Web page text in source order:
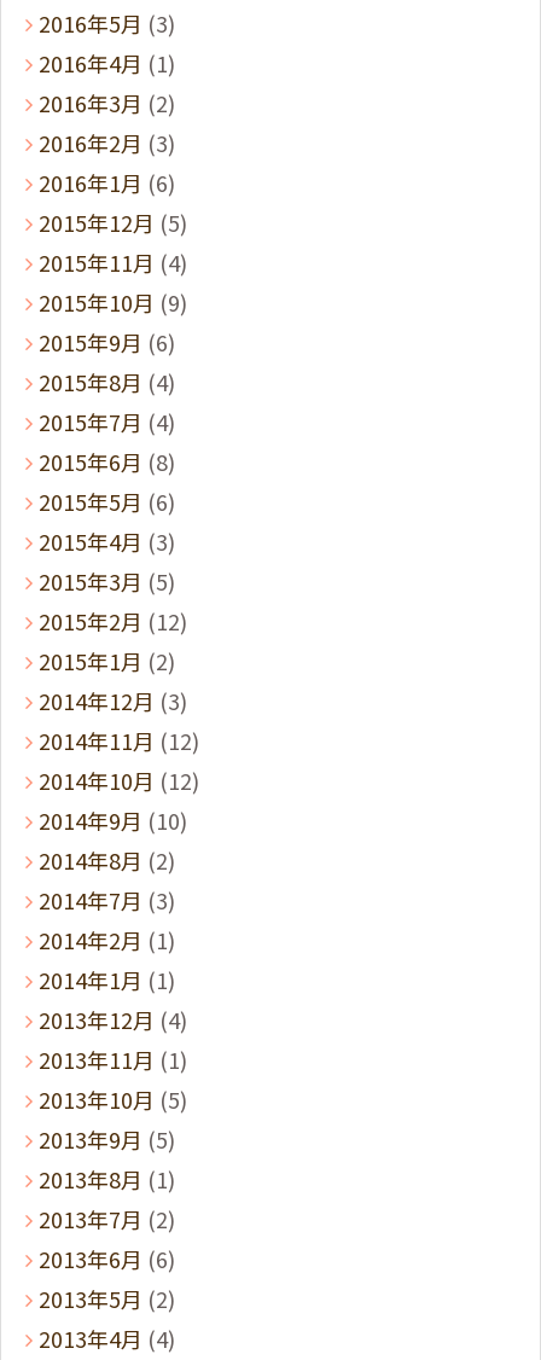
2016年5月 (3)
2016年4月 (1)
2016年3月 (2)
2016年2月 (3)
2016年1月 (6)
2015年12月 (5)
2015年11月 (4)
2015年10月 (9)
2015年9月 (6)
2015年8月 (4)
2015年7月 (4)
2015年6月 (8)
2015年5月 (6)
2015年4月 (3)
2015年3月 (5)
2015年2月 (12)
2015年1月 (2)
2014年12月 (3)
2014年11月 (12)
2014年10月 (12)
2014年9月 (10)
2014年8月 (2)
2014年7月 (3)
2014年2月 (1)
2014年1月 (1)
2013年12月 (4)
2013年11月 (1)
2013年10月 (5)
2013年9月 (5)
2013年8月 (1)
2013年7月 (2)
2013年6月 (6)
2013年5月 (2)
2013年4月 (4)